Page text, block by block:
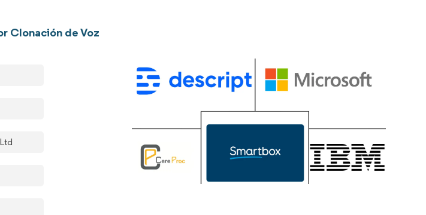
Clonación de Voz